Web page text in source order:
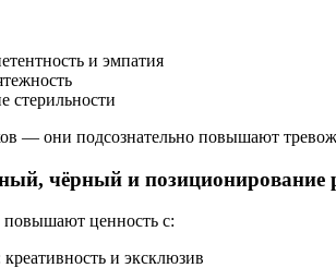
и эмпатия
стерильности
— они подсознательно повышают
чёрный и позиционирование
ценность с:
креативность и эксклюзив